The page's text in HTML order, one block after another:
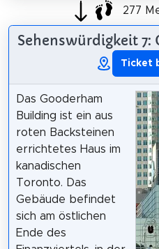
277
Sehenswürdigkeit
Ticket
Das Gooderham
Building ist ein aus
roten Backsteinen
errichtetes Haus im
kanadischen
Toronto. Das
Gebäude befindet
sich am östlichen
Ende des